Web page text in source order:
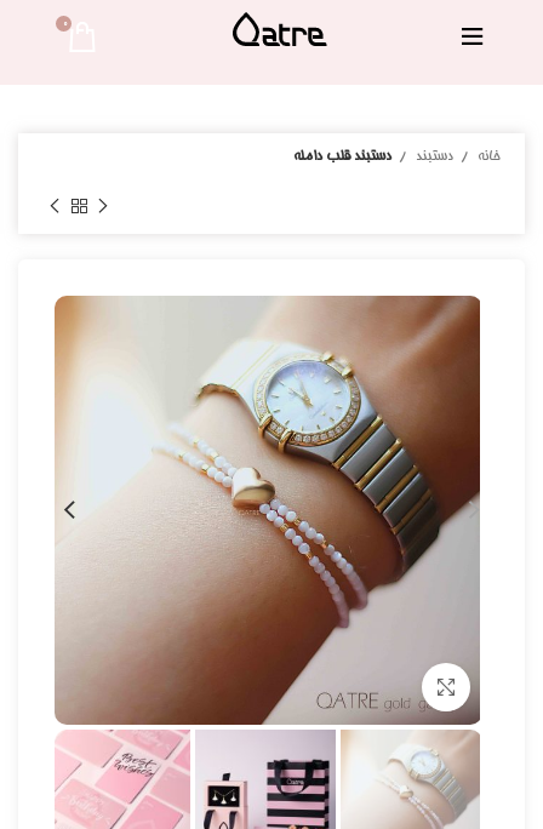
0
خانه دستبند دستبند قلب دامله
برای بزرگنمایی کلیک کنید